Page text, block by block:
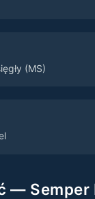
(MS)
— Semper